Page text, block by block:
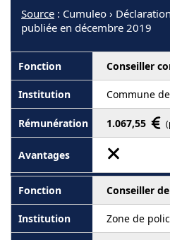
Source : Cumuleo ›
publiée en décembre 2019
Conseiller
Commune
1.067,55
Conseiller
Zone de